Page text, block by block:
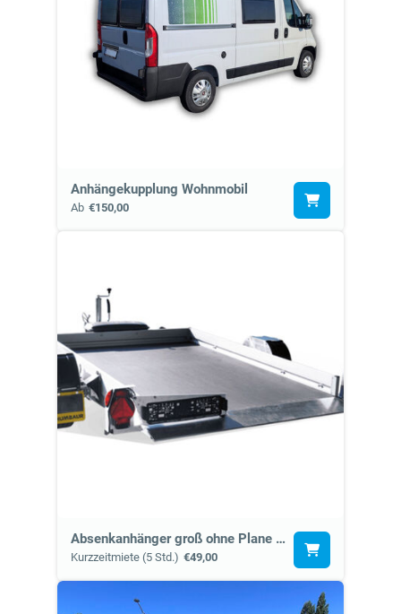
Anhängekupplung Wohnmobil
Ab €150,00
Absenkanhänger groß ohne Plane (7d)
Kurzzeitmiete (5 Std.) €49,00